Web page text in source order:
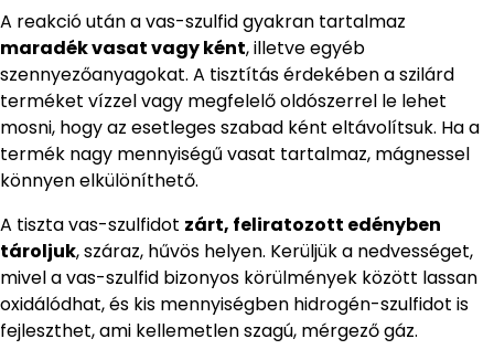
A reakció után a vas-szulfid gyakran tartalmaz
maradék vasat vagy ként, illetve egyéb
szennyezőanyagokat. A tisztítás érdekében a szilárd
terméket vízzel vagy megfelelő oldószerrel le lehet
mosni, hogy az esetleges szabad ként eltávolítsuk. Ha a
termék nagy mennyiségű vasat tartalmaz, mágnessel
könnyen elkülöníthető.
A tiszta vas-szulfidot zárt, feliratozott edényben
tároljuk, száraz, hűvös helyen. Kerüljük a nedvességet,
mivel a vas-szulfid bizonyos körülmények között lassan
oxidálódhat, és kis mennyiségben hidrogén-szulfidot is
fejleszthet, ami kellemetlen szagú, mérgező gáz.